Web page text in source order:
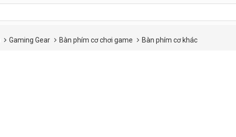
Gaming Gear Bàn phím cơ chơi game Bàn phím cơ khác